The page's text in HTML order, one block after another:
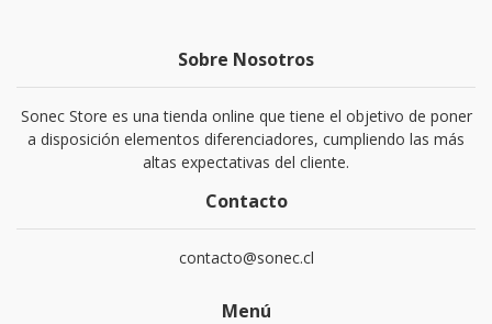
Sobre Nosotros
Sonec Store es una tienda online que tiene el objetivo de poner
a disposición elementos diferenciadores, cumpliendo las más
altas expectativas del cliente.
Contacto
contacto@sonec.cl
Menú